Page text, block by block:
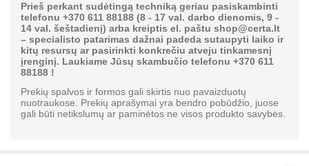
Prieš perkant sudėtingą techniką geriau pasiskambinti
telefonu +370 611 88188 (8 - 17 val. darbo dienomis, 9 -
14 val. šeštadienį) arba kreiptis el. paštu shop@certa.lt
– specialisto patarimas dažnai padeda sutaupyti laiko ir
kitų resursų ar pasirinkti konkrečiu atveju tinkamesnį
įrenginį. Laukiame Jūsų skambučio telefonu +370 611
88188 !
Prekių spalvos ir formos gali skirtis nuo pavaizduotų
nuotraukose. Prekių aprašymai yra bendro pobūdžio, juose
gali būti netikslumų ar paminėtos ne visos produkto savybės.